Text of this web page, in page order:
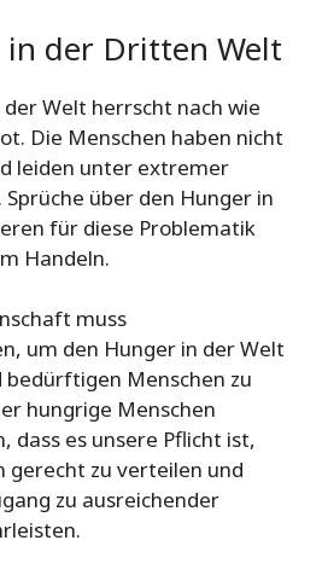
der Dritten Welt
Welt herrscht nach wie
Die Menschen haben nicht
leiden unter extremer
über den Hunger in
für diese Problematik
Handeln.
muss
um den Hunger in der Welt
Menschen zu
hungrige Menschen
dass es unsere Pflicht ist,
gerecht zu verteilen und
zu ausreichender